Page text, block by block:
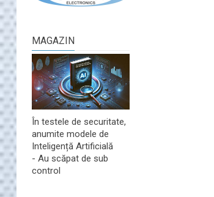
MAGAZIN
În testele de securitate,
anumite modele de
Inteligență Artificială
- Au scăpat de sub
control